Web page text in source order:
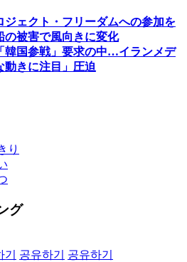
ジェクト・フリーダムへの参加を
被害で風向きに変化
韓国参戦」要求の中…イランメデ
動きに注目」圧迫
り
グ
공유하기
공유하기